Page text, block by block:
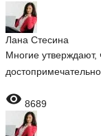
Лана Стесина
Многие утверждают,
 8689